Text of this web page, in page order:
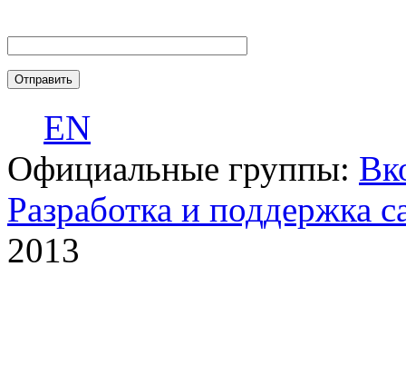
EN
Официальные группы:
Разработка и поддержка
2013